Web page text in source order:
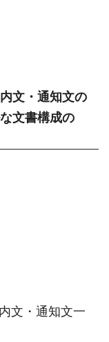
文・通知文の
文書構成の
文・通知文一